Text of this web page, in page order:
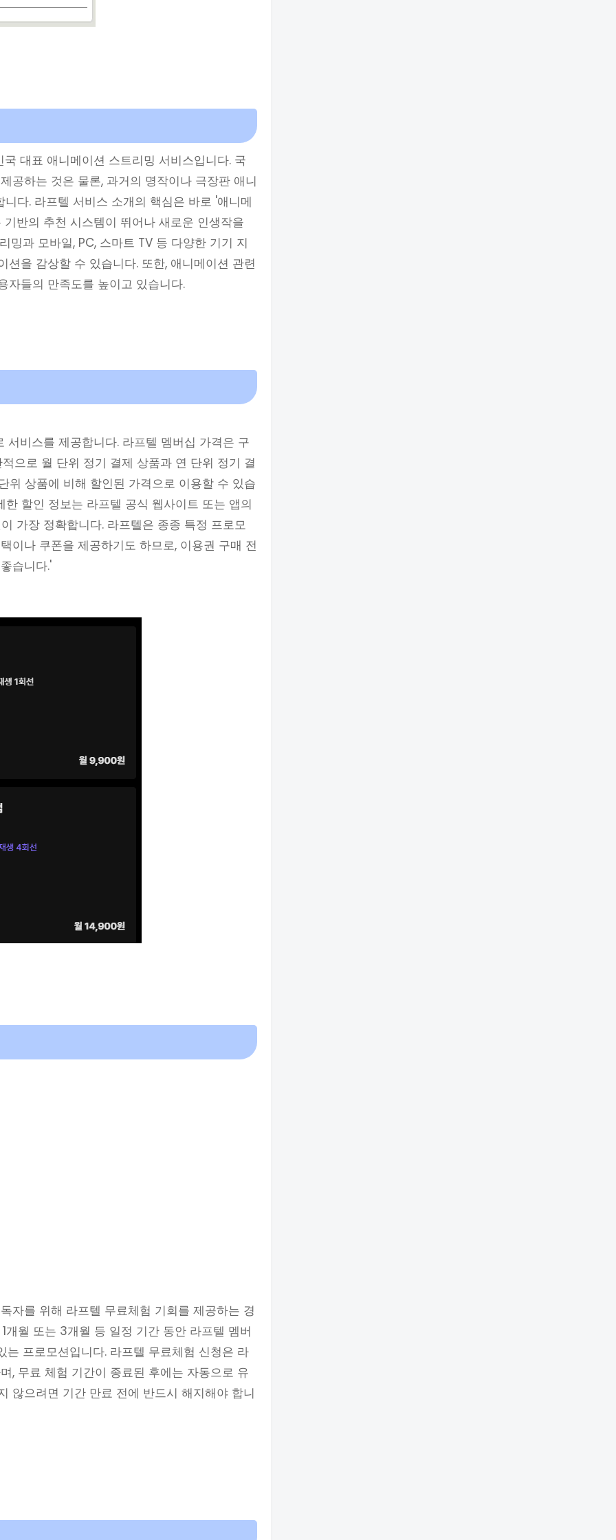
대표 애니메이션 스트리밍 서비스입니다. 국
공하는 것은 물론, 과거의 명작이나 극장판 애니
다. 라프텔 서비스 소개의 핵심은 바로 '애니메
반의 추천 시스템이 뛰어나 새로운 인생작을
밍과 모바일, PC, 스마트 TV 등 다양한 기기 지
을 감상할 수 있습니다. 또한, 애니메이션 관련
자들의 만족도를 높이고 있습니다.
비스를 제공합니다. 라프텔 멤버십 가격은 구
으로 월 단위 정기 결제 상품과 연 단위 정기 결
위 상품에 비해 할인된 가격으로 이용할 수 있습
할인 정보는 라프텔 공식 웹사이트 또는 앱의
가장 정확합니다. 라프텔은 종종 특정 프로모
이나 쿠폰을 제공하기도 하므로, 이용권 구매 전
습니다.'
자를 위해 라프텔 무료체험 기회를 제공하는 경
개월 또는 3개월 등 일정 기간 동안 라프텔 멤버
프로모션입니다. 라프텔 무료체험 신청은 라
, 무료 체험 기간이 종료된 후에는 자동으로 유
않으려면 기간 만료 전에 반드시 해지해야 합니